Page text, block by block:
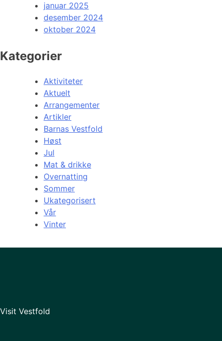
januar 2025
desember 2024
oktober 2024
Kategorier
Aktiviteter
Aktuelt
Arrangementer
Artikler
Barnas Vestfold
Høst
Jul
Mat & drikke
Overnatting
Sommer
Ukategorisert
Vår
Vinter
Visit Vestfold